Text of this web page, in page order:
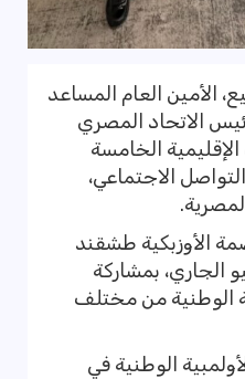
العام المساعد
الاتحاد المصري
الخامسة
الاجتماعي،
الأوزبكية طشقند
من 2 إلى 5 يونيو الجاري، بمشاركة
الوطنية من مختلف
الوطنية في